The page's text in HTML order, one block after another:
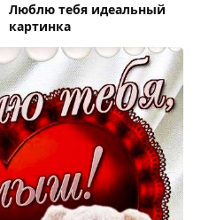
Люблю тебя идеальный
картинка